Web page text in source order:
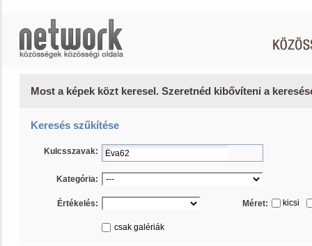
Most a képek közt keresel. Szeretnéd kibővíteni a
Keresés szűkítése
Kulcsszavak:
Kategória:
Értékelés: Méret: kicsi
csak galériák